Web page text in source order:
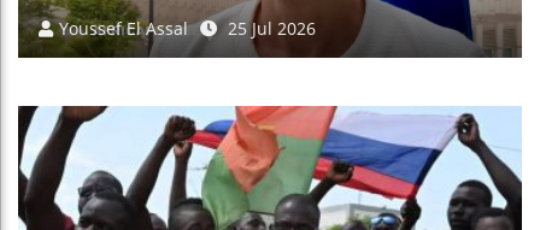
Youssef El Assal 23 Jul 2026